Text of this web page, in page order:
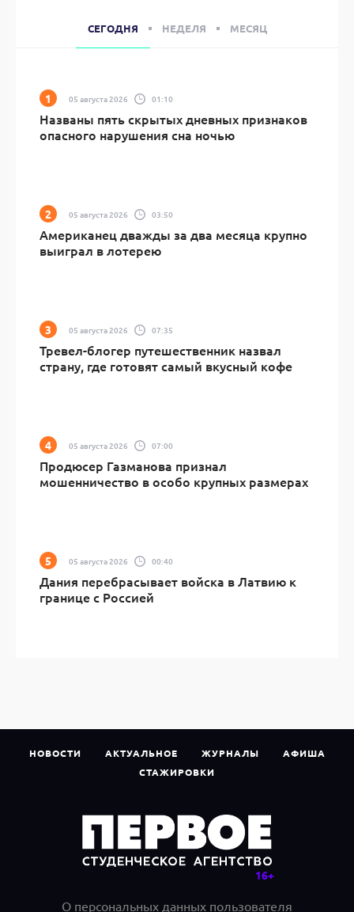
СЕГОДНЯ НЕДЕЛЯ МЕСЯЦ
05 августа 2026 01:10
Названы пять скрытых дневных признаков
опасного нарушения сна ночью
05 августа 2026 03:50
Американец дважды за два месяца крупно
выиграл в лотерею
05 августа 2026 07:35
Тревел-блогер путешественник назвал
страну, где готовят самый вкусный кофе
05 августа 2026 07:00
Продюсер Газманова признал
мошенничество в особо крупных размерах
05 августа 2026 00:40
Дания перебрасывает войска в Латвию к
границе с Россией
НОВОСТИ АКТУАЛЬНОЕ ЖУРНАЛЫ
АФИША
СТАЖИРОВКИ
О персональных данных пользователя